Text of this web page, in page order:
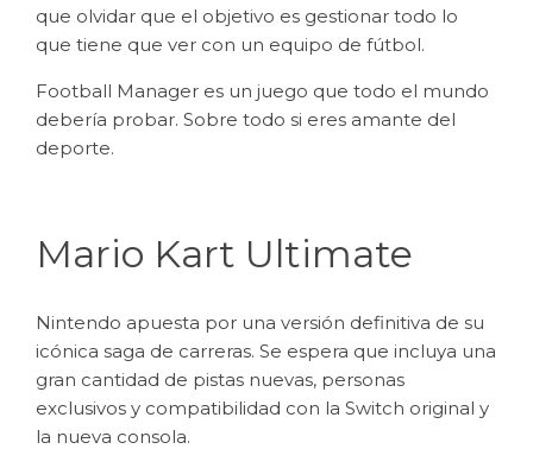
que olvidar que el objetivo es gestionar todo lo
que tiene que ver con un equipo de fútbol.
Football Manager es un juego que todo el mundo
debería probar. Sobre todo si eres amante del
deporte.
Mario Kart Ultimate
Nintendo apuesta por una versión definitiva de su
icónica saga de carreras. Se espera que incluya una
gran cantidad de pistas nuevas, personas
exclusivos y compatibilidad con la Switch original y
la nueva consola.